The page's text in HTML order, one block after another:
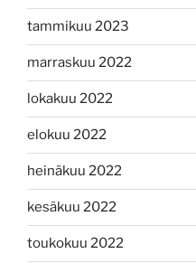
tammikuu 2023
marraskuu 2022
lokakuu 2022
elokuu 2022
heinäkuu 2022
kesäkuu 2022
toukokuu 2022